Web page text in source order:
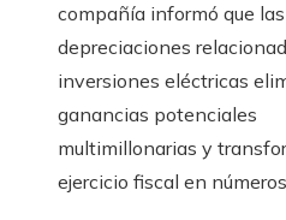
compañía informó que las
depreciaciones
inversiones eléctricas
ganancias potenciales
multimillonarias y
ejercicio fiscal en